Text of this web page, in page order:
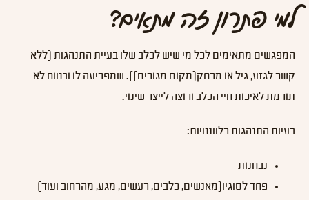
למי פתרון זה מתאים?
המפגשים מתאימים לכל מי שיש לכלב שלו בעיית התנהגות (ללא
קשר לגזע, גיל או מרחק(מקום מגורים)). שמפריעה לו ובטוח לא
תורמת לאיכות חיי הכלב ורוצה לייצר שינוי.
בעיות התנהגות רלוונטיות:
נבחנות
פחד לסוגיו(מאנשים, כלבים, רעשים, מגע, מהרחוב ועוד)